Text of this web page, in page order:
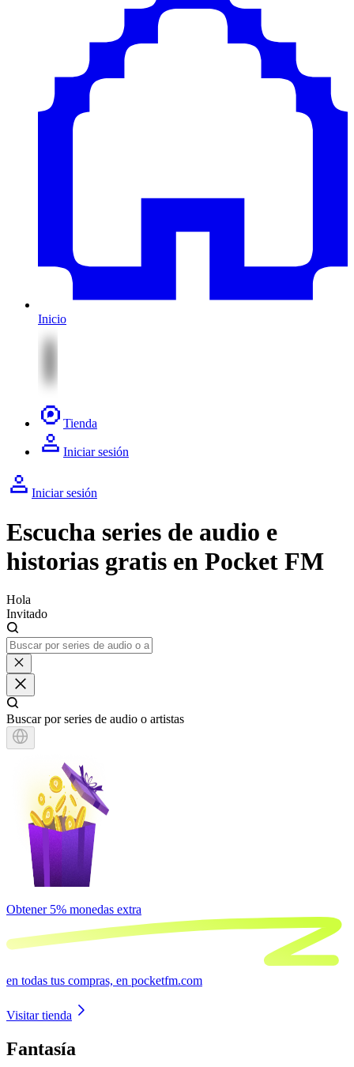
Inicio
Tienda
Iniciar sesión
Iniciar sesión
Escucha series de audio e
historias gratis en Pocket FM
Hola
Invitado
Buscar por series de audio o artistas
Obtener 5% monedas extra
en todas tus compras, en pocketfm.com
Visitar tienda
Fantasía